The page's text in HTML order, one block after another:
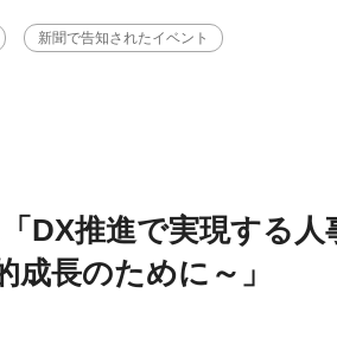
新聞で告知されたイベント
DX推進で実現する人
長のために～」